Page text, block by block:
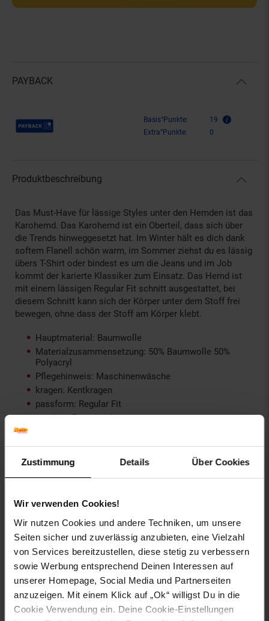
Zustimmung Details Über Cookies
Wir verwenden Cookies!
Wir nutzen Cookies und andere Techniken, um unsere
Seiten sicher und zuverlässig anzubieten, eine Vielzahl
von Services bereitzustellen, diese stetig zu verbessern
sowie Werbung entsprechend Deinen Interessen auf
unserer Homepage, Social Media und Partnerseiten
anzuzeigen. Mit einem Klick auf „Ok“ willigst Du in die
Cookie Verwendung ein. Deine Cookie-Einstellungen
PAYBACK
Payback Punkte Basis°Punkte:
19
Extra°Punkte:
0
Produktbeschreibung
Das Must-Have für lässige Styles unter den Hemden ist das
Karohemd. Das Karohemd ist ein Oberteil, dass sich über
die Trends hinweggesetzt hat. Im Winter hält es dich dank
softem Flanell schön warm, im Sommer ziehst du es lässig
übers T-Shirt oder bindest es um die Jeans und im Job
kommt der karierte Klassiker zum Einsatz. Das Hemd ist
mit einem lässigen Regular Fit schnitt ausgestattet, bei
diesem Schnitt kann sich der Körper unter dem Stoff frei
bewegen, ohne dass der Stoff am Körper klebt.
Hauptmaterial: Baumwolle
Materialzusammensetzung: 50% Baumwolle 50%
Polyacryl
Pflegehinweis: Maschinenwäsche
kragen: Kentkragen
passform: Regular Fit
taschen: Brusttasche
ärmellänge: Langarm
Größe: S
Artikelnummer: 2571911000
EAN: 4251882563039
Artikel gehört zur Kategorie:
Herren Oberbekleidung